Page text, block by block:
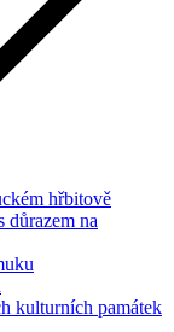
hřbitově
důrazem na
kulturních památek